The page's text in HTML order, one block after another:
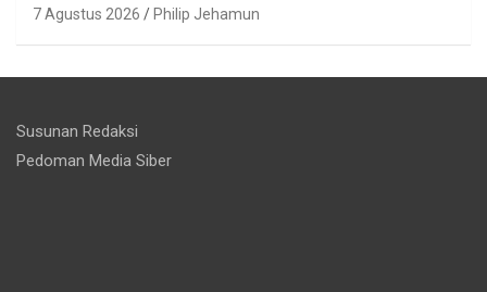
7 Agustus 2026 Philip Jehamun
Susunan Redaksi
Pedoman Media Siber